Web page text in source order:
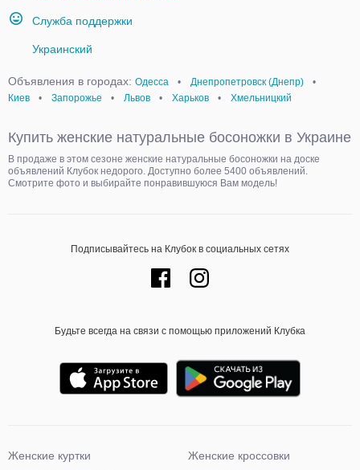
Служба поддержки
Украинский
Объявления в городах: Одесса • Днепропетровск (Днепр)
•
Киев
• Запорожье • Львов • Харьков • Хмельницкий
Купить женские натуральные босоножки в Украине
В продаже в этом сезоне женские натуральные босоножки на доске
объявлений Клубок недорого. Доступно более 5400 объявлений.
Смотрите фото и выбирайте понравившуюся Вам модель!
Подписывайтесь на Клубок в социальных сетях
Будьте всегда на связи с помощью приложений Клубка
Женские куртки
Женские кроссовки